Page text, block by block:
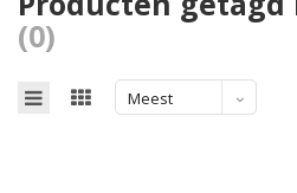
(0)
Meest